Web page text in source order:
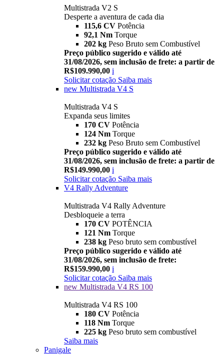
Multistrada V2 S
Desperte a aventura de cada dia
115,6 CV Potência
92,1 Nm Torque
202 kg Peso Bruto sem Combustível
Preço público sugerido e válido até
31/08/2026, sem inclusão de frete: a partir de
R$109.990,00 i
Solicitar cotação Saiba mais
new Multistrada V4 S
Multistrada V4 S
Expanda seus limites
170 CV Potência
124 Nm Torque
232 kg Peso Bruto sem Combustível
Preço público sugerido e válido até
31/08/2026, sem inclusão de frete: a partir de
R$149.990,00 i
Solicitar cotação Saiba mais
V4 Rally Adventure
Multistrada V4 Rally Adventure
Desbloqueie a terra
170 CV POTÊNCIA
121 Nm Torque
238 kg Peso bruto sem combustível
Preço público sugerido e válido até
31/08/2026, sem inclusão de frete:
R$159.990,00 i
Solicitar cotação Saiba mais
new Multistrada V4 RS 100
Multistrada V4 RS 100
180 CV Potência
118 Nm Torque
225 kg Peso bruto sem combustível
Saiba mais
Panigale